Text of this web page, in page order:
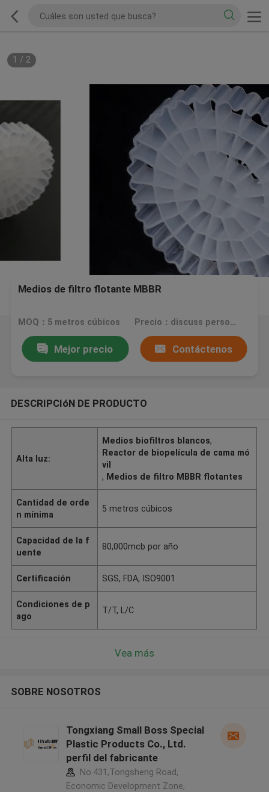
1 / 2
Medios de filtro flotante MBBR
MOQ：5 metros cúbicos Precio：discuss personally
Mejor precio Contáctenos
DESCRIPCIóN DE PRODUCTO
Alta luz:
Medios biofiltros blancos,
Reactor de biopelícula de cama mó
vil
, Medios de filtro MBBR flotantes
Cantidad de orde
n mínima
5 metros cúbicos
Capacidad de la f
uente
80,000mcb por año
Certificación SGS, FDA, ISO9001
Condiciones de p
ago
T/T, L/C
Vea más
SOBRE NOSOTROS
Tongxiang Small Boss Special
Plastic Products Co., Ltd.
perfil del fabricante
No.431,Tongsheng Road,
Economic Development Zone,